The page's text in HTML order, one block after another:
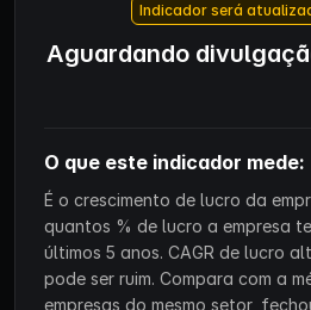
Indicador será
Aguardando
O que este indicador mede:
É o crescimento de lucro da
quantos % de lucro a empresa
últimos 5 anos. CAGR de lucro
pode ser ruim. Compara com a
empresas do mesmo setor,